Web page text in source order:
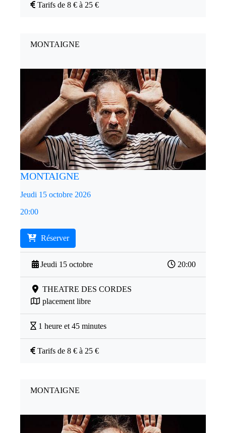
Tarifs de 8 € à 25 €
MONTAIGNE
MONTAIGNE
Jeudi 15 octobre 2026
20:00
Réserver
Jeudi 15 octobre 20:00
THEATRE DES CORDES
placement libre
1 heure et 45 minutes
Tarifs de 8 € à 25 €
MONTAIGNE